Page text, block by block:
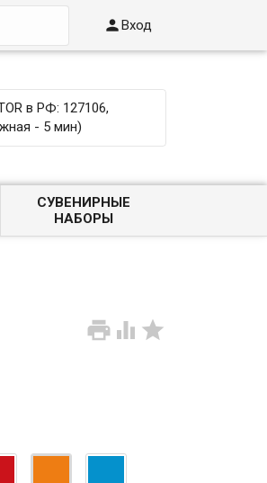
Вход
в РФ: 127106,
- 5 мин)
СУВЕНИРНЫЕ
НАБОРЫ
  